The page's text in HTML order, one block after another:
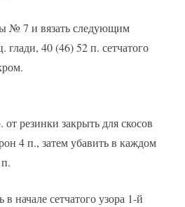
№ 7 и вязать следующим
глади, 40 (46) 52 п. сетчатого
резинки закрыть для скосов
4 п., затем убавить в каждом
начале сетчатого узора 1-й